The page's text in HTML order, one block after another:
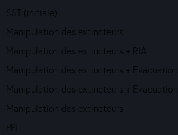
SST (initiale)
Manipulation des extincteurs
Manipulation des extincteurs + RIA
Manipulation des extincteurs + Evacuation
Manipulation des extincteurs + Evacuation
Manipulation des extincteurs
PPI